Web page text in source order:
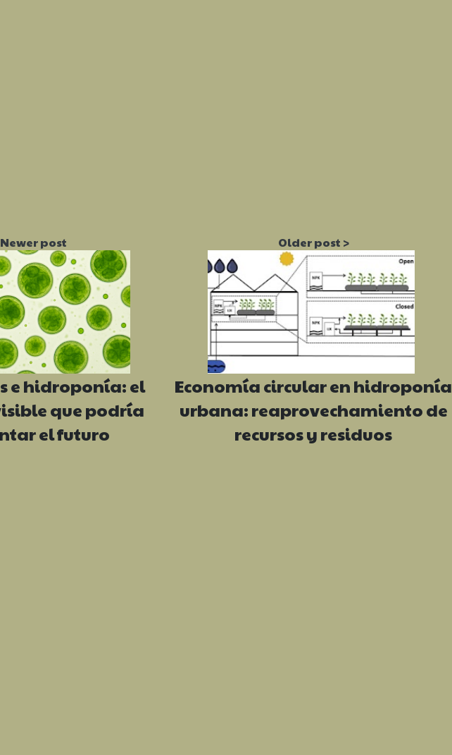
e hidroponía: el
que podría
el futuro
Economía circular en hidroponía
urbana: reaprovechamiento de
recursos y residuos